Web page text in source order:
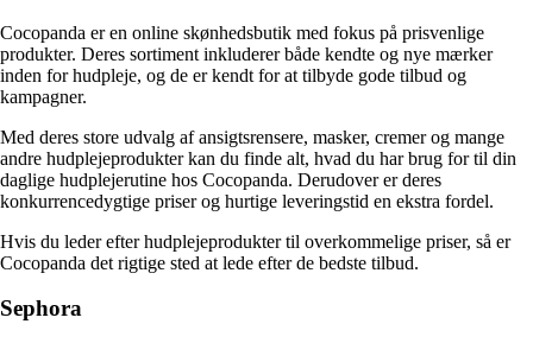
Cocopanda er en online skønhedsbutik med fokus på prisvenlige
produkter. Deres sortiment inkluderer både kendte og nye mærker
inden for hudpleje, og de er kendt for at tilbyde gode tilbud og
kampagner.
Med deres store udvalg af ansigtsrensere, masker, cremer og mange
andre hudplejeprodukter kan du finde alt, hvad du har brug for til din
daglige hudplejerutine hos Cocopanda. Derudover er deres
konkurrencedygtige priser og hurtige leveringstid en ekstra fordel.
Hvis du leder efter hudplejeprodukter til overkommelige priser, så er
Cocopanda det rigtige sted at lede efter de bedste tilbud.
Sephora